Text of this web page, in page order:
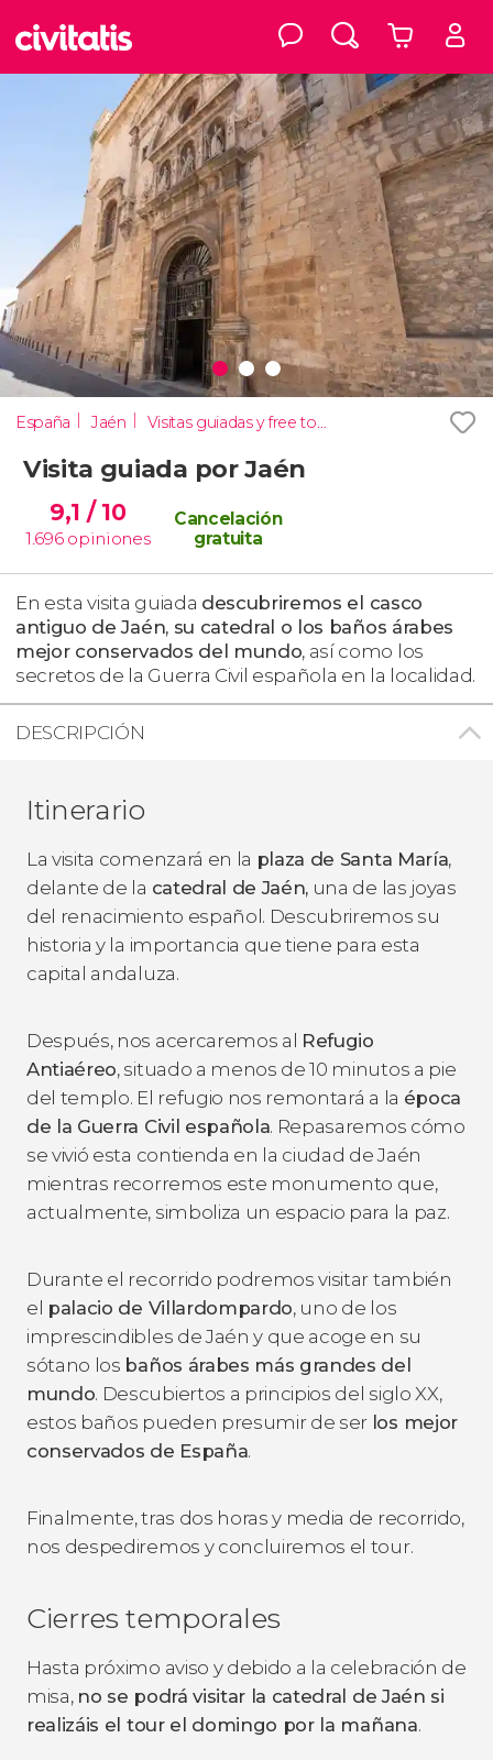
España Jaén Visitas guiadas y free tours
Visita guiada por Jaén
9,1 / 10
1.696 opiniones
Cancelación
gratuita
En esta visita guiada descubriremos el casco
antiguo de Jaén, su catedral o los baños árabes
mejor conservados del mundo, así como los
secretos de la Guerra Civil española en la localidad.
DESCRIPCIÓN
Itinerario
La visita comenzará en la plaza de Santa María,
delante de la catedral de Jaén, una de las joyas
del renacimiento español. Descubriremos su
historia y la importancia que tiene para esta
capital andaluza.
Después, nos acercaremos al Refugio
Antiaéreo, situado a menos de 10 minutos a pie
del templo. El refugio nos remontará a la época
de la Guerra Civil española. Repasaremos cómo
se vivió esta contienda en la ciudad de Jaén
mientras recorremos este monumento que,
actualmente, simboliza un espacio para la paz.
Durante el recorrido podremos visitar también
el palacio de Villardompardo, uno de los
imprescindibles de Jaén y que acoge en su
sótano los baños árabes más grandes del
mundo. Descubiertos a principios del siglo XX,
estos baños pueden presumir de ser los mejor
conservados de España.
Finalmente, tras dos horas y media de recorrido,
nos despediremos y concluiremos el tour.
Cierres temporales
Hasta próximo aviso y debido a la celebración de
misa, no se podrá visitar la catedral de Jaén si
realizáis el tour el domingo por la mañana.